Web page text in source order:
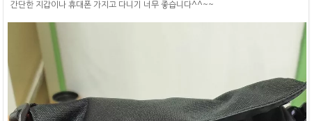
간단한 지갑이나 휴대폰 가지고 다니기 너무 좋습니다^^~~